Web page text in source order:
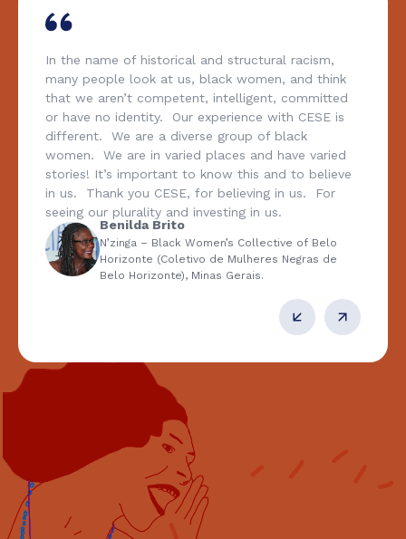
In the name of historical and structural racism,
many people look at us, black women, and think
that we aren’t competent, intelligent, committed
or have no identity. Our experience with CESE is
different. We are a diverse group of black
women. We are in varied places and have varied
stories! It’s important to know this and to believe
in us. Thank you CESE, for believing in us. For
seeing our plurality and investing in us.
Benilda Brito
N’zinga – Black Women’s Collective of Belo
Horizonte (Coletivo de Mulheres Negras de
Belo Horizonte), Minas Gerais.